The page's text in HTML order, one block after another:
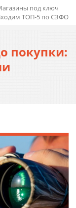
под ключ
ТОП-5 по СЗФО
покупки: